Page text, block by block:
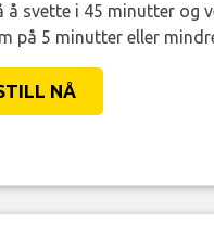
å svette i 45 minutter og
på 5 minutter eller
NÅ